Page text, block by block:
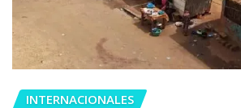
INTERNACIONALES